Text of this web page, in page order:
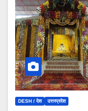
DESH / देश उत्तरप्रदेश